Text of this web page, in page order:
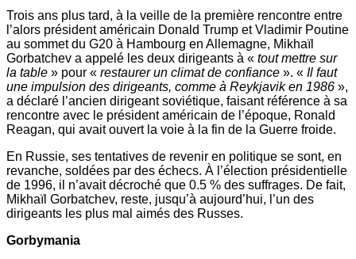
Trois ans plus tard, à la veille de la première rencontre entre
l’alors président américain Donald Trump et Vladimir Poutine
au sommet du G20 à Hambourg en Allemagne, Mikhaïl
Gorbatchev a appelé les deux dirigeants à « tout mettre sur
la table » pour « restaurer un climat de confiance ». « Il faut
une impulsion des dirigeants, comme à Reykjavik en 1986 »,
a déclaré l’ancien dirigeant soviétique, faisant référence à sa
rencontre avec le président américain de l’époque, Ronald
Reagan, qui avait ouvert la voie à la fin de la Guerre froide.
En Russie, ses tentatives de revenir en politique se sont, en
revanche, soldées par des échecs. À l’élection présidentielle
de 1996, il n’avait décroché que 0.5 % des suffrages. De fait,
Mikhaïl Gorbatchev, reste, jusqu’à aujourd’hui, l’un des
dirigeants les plus mal aimés des Russes.
Gorbymania